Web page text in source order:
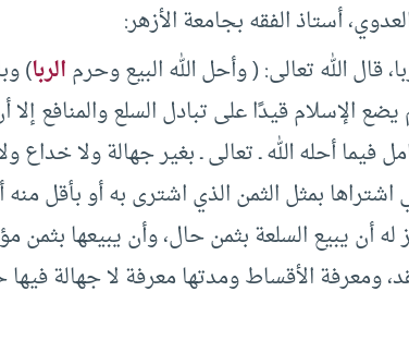
أستاذ الفقه بجامعة الأزهر:
قال الله تعالى: ( وأحل الله البيع وحرمالربا)
الإسلام قيدًا على تبادل السلع والمنافع
فيما أحله الله ـ تعالى ـ بغير جهالة ولا
اشتراها بمثل الثمن الذي اشترى به أو بأقل
له أن يبيع السلعة بثمن حال، وأن يبيعها
ومعرفة الأقساط ومدتها معرفة لا جهالة فيها